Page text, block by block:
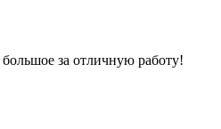
за отличную работу!